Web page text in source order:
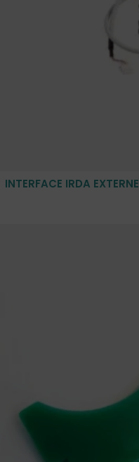
INTERFACE IRDA EXTERNE